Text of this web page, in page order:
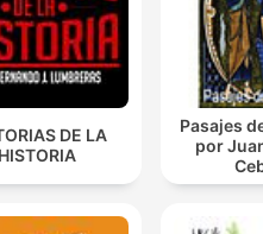
00:11:33 · Teoria
27.
Zginął robiąc to, co
00:15:57 · Napis na
DE LA
HISTORIA
Pasajes
por